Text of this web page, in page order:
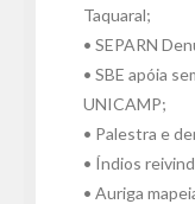
CNC
Taquaral;
• SEPARN
• SBE apóia
UNICAMP;
• Palestra e
• Índios
• Auriga